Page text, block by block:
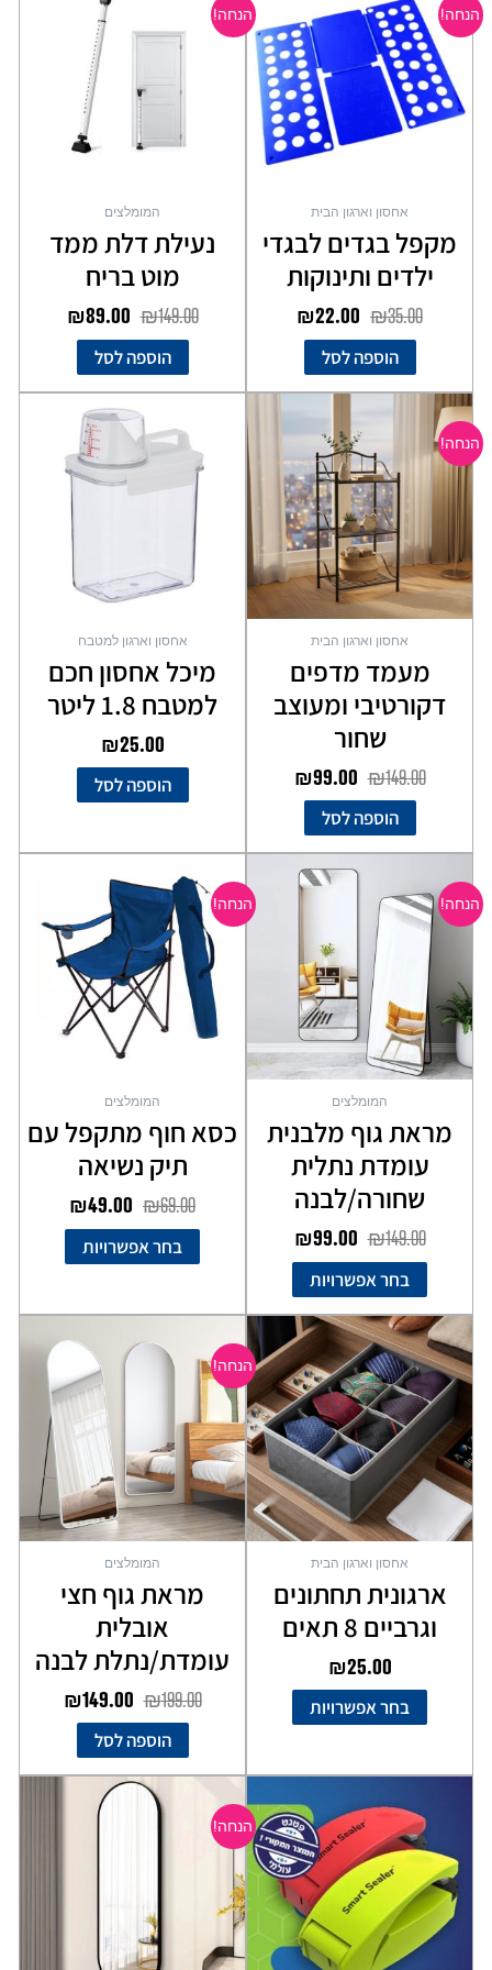
הנחה!
אחסון וארגון הבית
מקפל בגדים לבגדי
ילדים ותינוקות
₪35.00
היה:
₪35.00.
₪22.00
הוא:
₪22.00.
הוספה לסל
הנחה!
המומלצים
נעילת דלת ממד
מוט בריח
₪149.00
היה:
₪149.00.
₪89.00
הוספה לסל
הנחה!
אחסון וארגון הבית
מעמד מדפים
דקורטיבי ומעוצב
שחור
₪149.00
המקורי
היה:
₪149.00.
₪99.00
הנוכחי
הוא:
₪99.00.
הוספה לסל
אחסון וארגון למטבח
מיכל אחסון חכם
למטבח 1.8 ליטר
₪25.00
הוספה לסל
הנחה!
המומלצים
מראת גוף מלבנית
עומדת נתלית
שחורה/לבנה
₪149.00
המחיר
המקורי
₪149.00.
₪99.00
הנוכחי
הוא:
בחר אפשרויות
האפשרויות
בעמוד
הנחה!
המומלצים
כסא חוף מתקפל עם
תיק נשיאה
₪69.00
המקורי
היה:
₪69.00.
₪49.00
הוא:
₪49.00.
בחר אפשרויות
מספר
סוגים.
את
אחסון וארגון הבית
ארגונית תחתונים
וגרביים 8 תאים
₪25.00
בחר אפשרויות
למוצר
זה
יש
מספר
סוגים.
ניתן
לבחור
את
האפשרויות
בעמוד
הנחה!
המומלצים
מראת גוף חצי
אובלית
עומדת/נתלת לבנה
₪199.00
המקורי
היה:
₪199.00.
₪149.00
הנוכחי
הוא:
הוספה לסל
זה
יש
מספר
סוגים.
ניתן
לבחור
את
הנחה!
המחיר
המקורי